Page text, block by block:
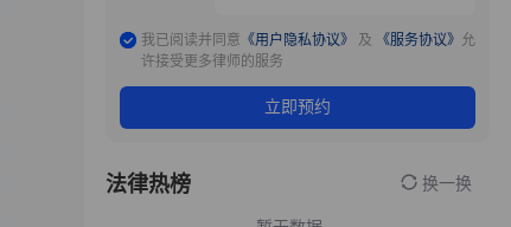
我已阅读并同意 《用户隐私协议》 及 《服务协议》 允
许接受更多律师的服务
立即预约
法律热榜 换一换